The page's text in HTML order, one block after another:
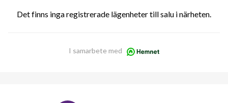
Det finns inga registrerade lägenheter till salu i närheten.
I samarbete med